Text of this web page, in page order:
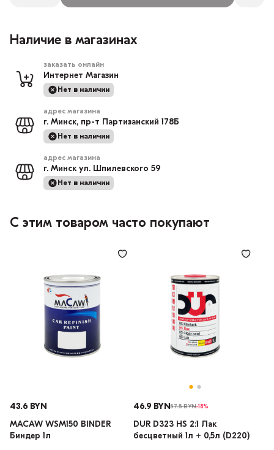
Наличие в магазинах
заказать онлайн
Интернет Магазин
Нет в наличии
адрес магазина
г. Минск, пр-т Партизанский 178Б
Нет в наличии
адрес магазина
г. Минск ул. Шпилевского 59
Нет в наличии
С этим товаром часто покупают
43.6 BYN
MACAW WSM150 BINDER
Биндер 1л
46.9 BYN57.5 BYN-18%
DUR D323 HS 2:1 Лак
бесцветный 1л + 0,5л (D220)